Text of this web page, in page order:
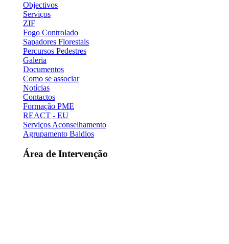
Objectivos
Serviços
ZIF
Fogo Controlado
Sapadores Florestais
Percursos Pedestres
Galeria
Documentos
Como se associar
Notícias
Contactos
Formação PME
REACT - EU
Serviços Aconselhamento
Agrupamento Baldios
Área de Intervenção